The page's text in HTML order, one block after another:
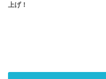
上げ！